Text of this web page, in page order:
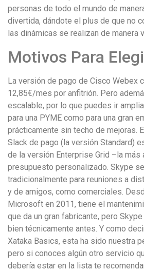
встречается
довольно
часто.
структура
понятной.
Это
создаёт
нейтральное,
спокойное
впечатление.
personas de todo el mundo de
divertida, dándote el plus de que no
las dinámicas se realizan de manera
Motivos Para
La versión de pago de Cisco Webex
12,85€/mes por anfitrión. Pero
escalable, por lo que puedes ir
para una PYME como para una gran
prácticamente sin techo de mejoras.
Slack de pago (la versión Standard)
de la versión Enterprise Grid –la más
presupuesto personalizado. Skype
tradicionalmente para reuniones a
y de amigos, como comerciales.
Microsoft en 2011, tiene el
que da un gran fabricante, pero
bien técnicamente antes. Y como
Xataka Basics, esta ha sido nuestra
pero si conoces algún otro servicio
debería estar en la lista te